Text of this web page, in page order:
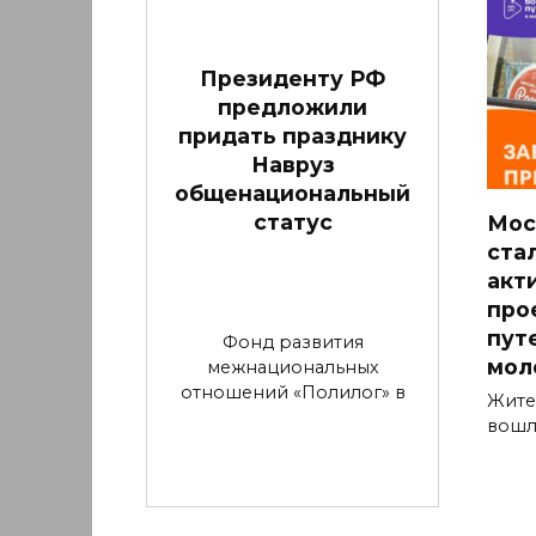
Президенту РФ
предложили
придать празднику
Навруз
общенациональный
статус
Фонд развития
межнациональных
отношений «Полилог» в